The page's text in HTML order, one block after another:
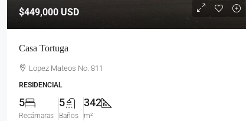
$449,000 USD
Casa Tortuga
Lopez Mateos No. 811
RESIDENCIAL
5
Recámaras
5
Baños
342
m²